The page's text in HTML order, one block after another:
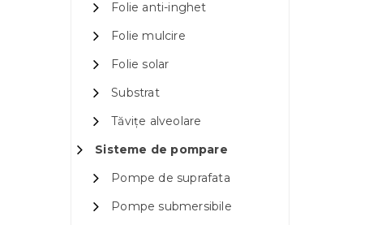
Folie anti-inghet
Folie mulcire
Folie solar
Substrat
Tăvițe alveolare
Sisteme de pompare
Pompe de suprafata
Pompe submersibile